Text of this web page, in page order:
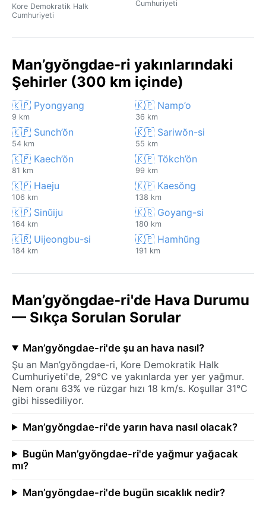
Kore Demokratik Halk
Cumhuriyeti
Cumhuriyeti
Man’gyŏngdae-ri yakınlarındaki
Şehirler (300 km içinde)
🇰🇵 Pyongyang
9 km
🇰🇵 Namp’o
36 km
🇰🇵 Sunch’ŏn
54 km
🇰🇵 Sariwŏn-si
55 km
🇰🇵 Kaech’ŏn
81 km
🇰🇵 Tŏkch’ŏn
99 km
🇰🇵 Haeju
106 km
🇰🇵 Kaesŏng
138 km
🇰🇵 Sinŭiju
164 km
🇰🇷 Goyang-si
180 km
🇰🇷 Uijeongbu-si
184 km
🇰🇵 Hamhŭng
191 km
Man’gyŏngdae-ri'de Hava Durumu
— Sıkça Sorulan Sorular
Man’gyŏngdae-ri'de şu an hava nasıl?
Şu an Man’gyŏngdae-ri, Kore Demokratik Halk
Cumhuriyeti'de, 29°C ve yakınlarda yer yer yağmur.
Nem oranı 63% ve rüzgar hızı 18 km/s. Koşullar 31°C
gibi hissediliyor.
Man’gyŏngdae-ri'de yarın hava nasıl olacak?
Bugün Man’gyŏngdae-ri'de yağmur yağacak
mı?
Man’gyŏngdae-ri'de bugün sıcaklık nedir?